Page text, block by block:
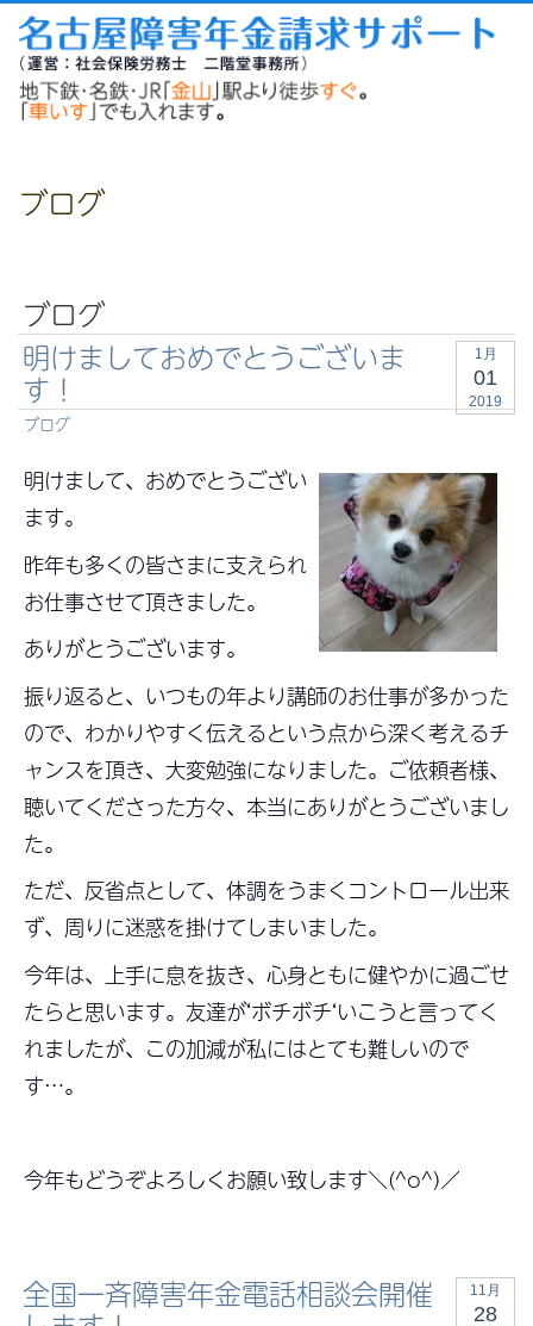
ブログ
ブログ
1月
01
2019
明けましておめでとうございま
す！
ブログ
明けまして、おめでとうござい
ます。
昨年も多くの皆さまに支えられ
お仕事させて頂きました。
ありがとうございます。
振り返ると、いつもの年より講師のお仕事が多かった
ので、わかりやすく伝えるという点から深く考えるチ
ャンスを頂き、大変勉強になりました。ご依頼者様、
聴いてくださった方々、本当にありがとうございまし
た。
ただ、反省点として、体調をうまくコントロール出来
ず、周りに迷惑を掛けてしまいました。
今年は、上手に息を抜き、心身ともに健やかに過ごせ
たらと思います。友達が‘ボチボチ‘いこうと言ってく
れましたが、この加減が私にはとても難しいので
す…。
今年もどうぞよろしくお願い致します＼(^o^)／
11月
28
全国一斉障害年金電話相談会開催